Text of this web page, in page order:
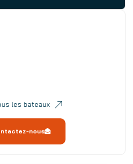
les bateaux
nous